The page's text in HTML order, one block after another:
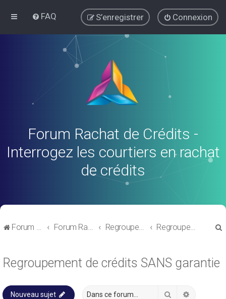
FAQ Connexion
S’enregistrer
Forum Rachat de Crédits -
Interrogez les courtiers en rachat
de crédits
Forum de discussions sur le Regroupement de Crédits et le Rachat de Crédits Forum Rachat de Crédits Regroupement de crédits ou Rachat de Crédits pour Propriétaire Regroupement de crédits SANS garantie
Regroupement de crédits SANS garantie
Nouveau sujet Rechercher